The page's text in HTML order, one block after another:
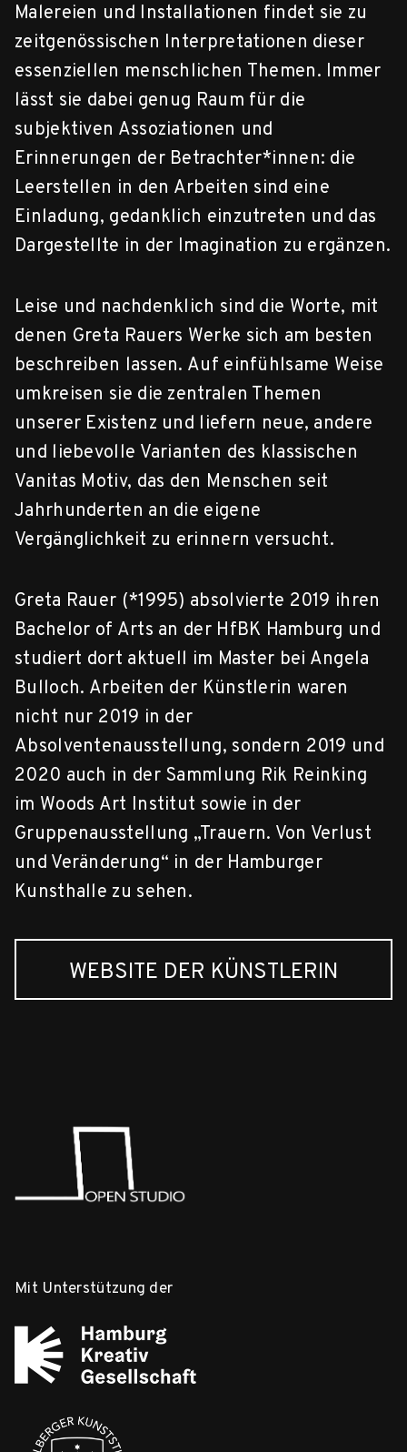
Malereien und Installationen findet sie zu
zeitgenössischen Interpretationen dieser
essenziellen menschlichen Themen. Immer
lässt sie dabei genug Raum für die
subjektiven Assoziationen und
Erinnerungen der Betrachter*innen: die
Leerstellen in den Arbeiten sind eine
Einladung, gedanklich einzutreten und das
Dargestellte in der Imagination zu ergänzen.
Leise und nachdenklich sind die Worte, mit
denen Greta Rauers Werke sich am besten
beschreiben lassen. Auf einfühlsame Weise
umkreisen sie die zentralen Themen
unserer Existenz und liefern neue, andere
und liebevolle Varianten des klassischen
Vanitas Motiv, das den Menschen seit
Jahrhunderten an die eigene
Vergänglichkeit zu erinnern versucht.
Greta Rauer (*1995) absolvierte 2019 ihren
Bachelor of Arts an der HfBK Hamburg und
studiert dort aktuell im Master bei Angela
Bulloch. Arbeiten der Künstlerin waren
nicht nur 2019 in der
Absolventenausstellung, sondern 2019 und
2020 auch in der Sammlung Rik Reinking
im Woods Art Institut sowie in der
Gruppenausstellung „Trauern. Von Verlust
und Veränderung“ in der Hamburger
Kunsthalle zu sehen.
WEBSITE DER KÜNSTLERIN
Mit Unterstützung der